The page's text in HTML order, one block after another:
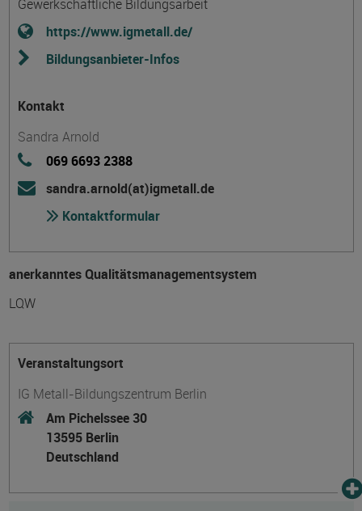
Gewerkschaftliche Bildungsarbeit
https://www.igmetall.de/
Bildungsanbieter-Infos
Kontakt
Sandra Arnold
069 6693 2388
sandra.arnold(at)igmetall.de
Kontaktformular
anerkanntes Qualitätsmanagementsystem
LQW
Veranstaltungsort
IG Metall-Bildungszentrum Berlin
Am Pichelssee 30
13595 Berlin
Deutschland